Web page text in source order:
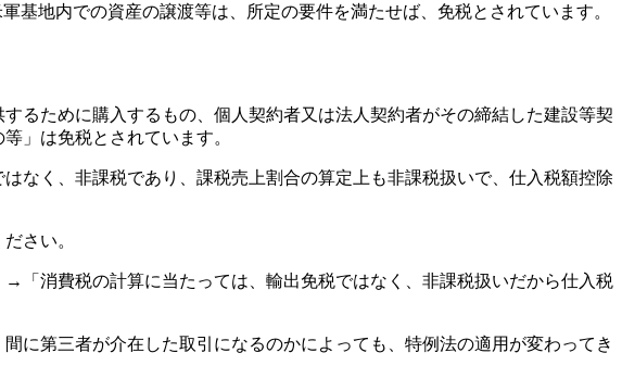
地内での資産の譲渡等は、所定の要件を満たせば、免税とされています。
るために購入するもの、個人契約者又は法人契約者がその締結した建設等契
」は免税とされています。
なく、非課税であり、課税売上割合の算定上も非課税扱いで、仕入税額控除
さい。
消費税の計算に当たっては、輸出免税ではなく、非課税扱いだから仕入税
に第三者が介在した取引になるのかによっても、特例法の適用が変わってき